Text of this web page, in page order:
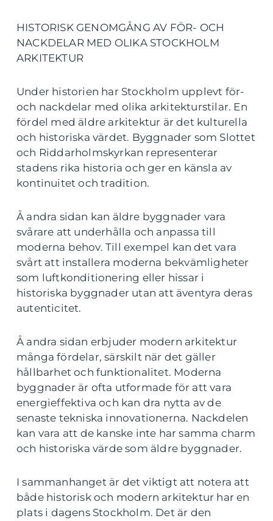
HISTORISK GENOMGÅNG AV FÖR- OCH
NACKDELAR MED OLIKA STOCKHOLM
ARKITEKTUR
Under historien har Stockholm upplevt för-
och nackdelar med olika arkitekturstilar. En
fördel med äldre arkitektur är det kulturella
och historiska värdet. Byggnader som Slottet
och Riddarholmskyrkan representerar
stadens rika historia och ger en känsla av
kontinuitet och tradition.
Å andra sidan kan äldre byggnader vara
svårare att underhålla och anpassa till
moderna behov. Till exempel kan det vara
svårt att installera moderna bekvämligheter
som luftkonditionering eller hissar i
historiska byggnader utan att äventyra deras
autenticitet.
Å andra sidan erbjuder modern arkitektur
många fördelar, särskilt när det gäller
hållbarhet och funktionalitet. Moderna
byggnader är ofta utformade för att vara
energieffektiva och kan dra nytta av de
senaste tekniska innovationerna. Nackdelen
kan vara att de kanske inte har samma charm
och historiska värde som äldre byggnader.
I sammanhanget är det viktigt att notera att
både historisk och modern arkitektur har en
plats i dagens Stockholm. Det är den